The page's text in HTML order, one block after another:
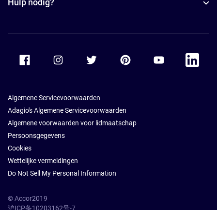
Hulp nodig?
Accor Facebook Accor TwitterAccor PinterestAccor Youtube
Accor
Algemene Servicevoorwaarden
Adagio's Algemene Servicevoorwaarden
Algemene voorwaarden voor lidmaatschap
Persoonsgegevens
Cookies
Wettelijke vermeldingen
Do Not Sell My Personal Information
© Accor2019
沪ICP备10203162号-7